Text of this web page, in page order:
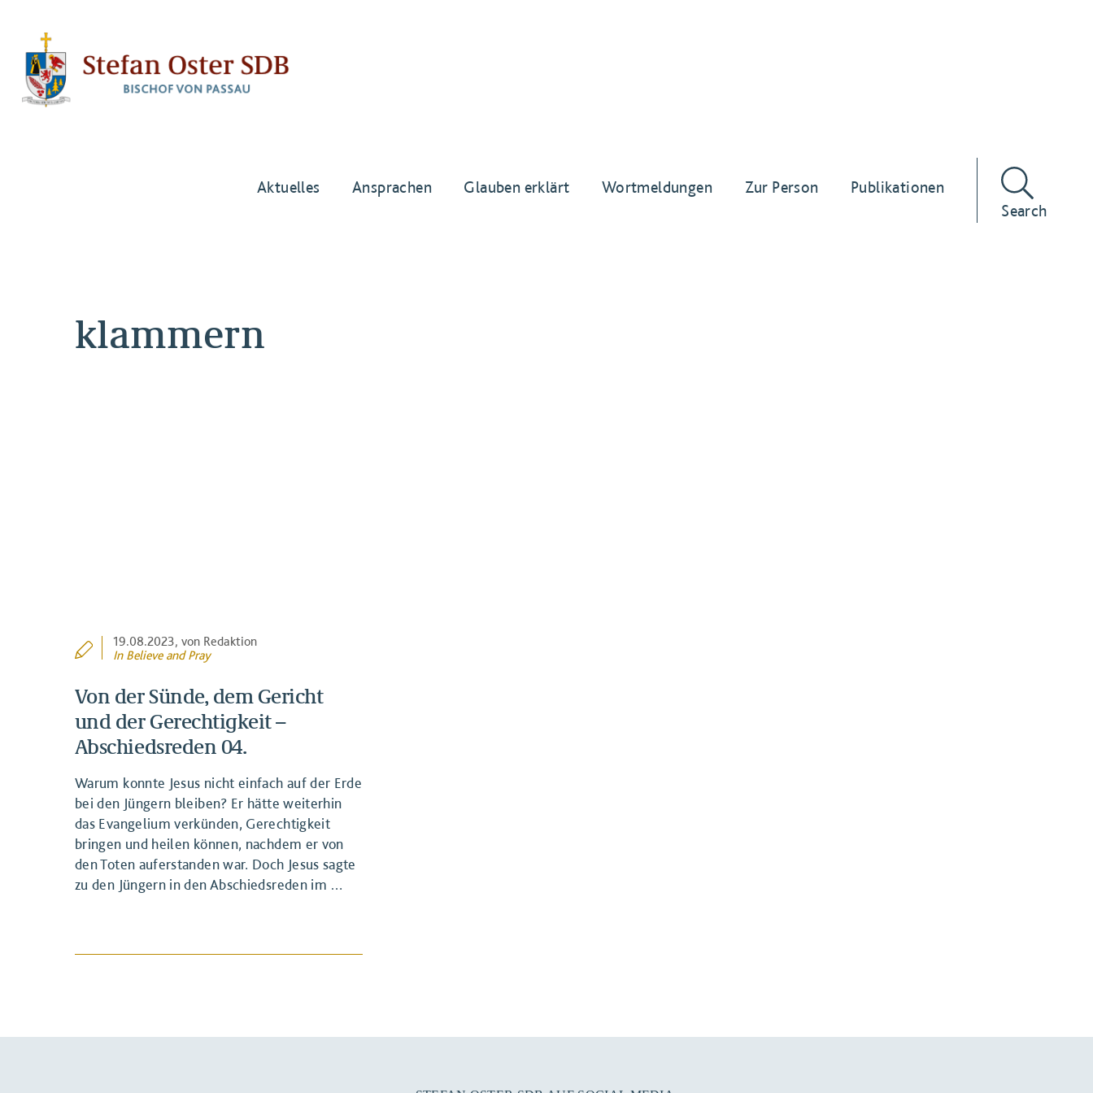
Aktuelles Ansprachen Glauben erklärt Wortmeldungen Zur Person
Publikationen
Search
klammern
19.08.2023, von Redaktion
In Believe and Pray
Von der Sünde, dem Gericht
und der Gerechtigkeit –
Abschiedsreden 04.
Warum konnte Jesus nicht einfach auf der Erde
bei den Jüngern bleiben? Er hätte weiterhin
das Evangelium verkünden, Gerechtigkeit
bringen und heilen können, nachdem er von
den Toten auferstanden war. Doch Jesus sagte
zu den Jüngern in den Abschiedsreden im …